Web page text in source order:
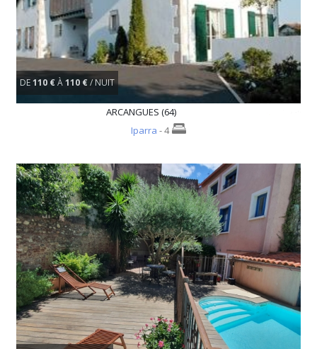
DE110 €À110 €/ NUIT
ARCANGUES (64)
Iparra - 4